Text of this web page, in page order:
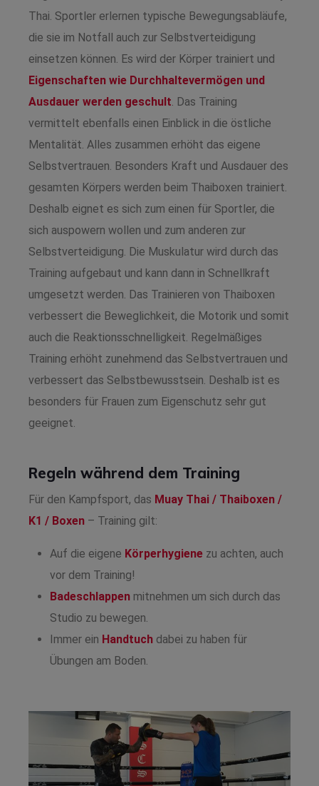
Thai. Sportler erlernen typische Bewegungsabläufe,
die sie im Notfall auch zur Selbstverteidigung
einsetzen können. Es wird der Körper trainiert und
Eigenschaften wie Durchhaltevermögen und
Ausdauer werden geschult. Das Training
vermittelt ebenfalls einen Einblick in die östliche
Mentalität. Alles zusammen erhöht das eigene
Selbstvertrauen. Besonders Kraft und Ausdauer des
gesamten Körpers werden beim Thaiboxen trainiert.
Deshalb eignet es sich zum einen für Sportler, die
sich auspowern wollen und zum anderen zur
Selbstverteidigung. Die Muskulatur wird durch das
Training aufgebaut und kann dann in Schnellkraft
umgesetzt werden. Das Trainieren von Thaiboxen
verbessert die Beweglichkeit, die Motorik und somit
auch die Reaktionsschnelligkeit. Regelmäßiges
Training erhöht zunehmend das Selbstvertrauen und
verbessert das Selbstbewusstsein. Deshalb ist es
besonders für Frauen zum Eigenschutz sehr gut
geeignet.
Regeln während dem Training
Für den Kampfsport, das Muay Thai / Thaiboxen /
K1 / Boxen – Training gilt:
Auf die eigene Körperhygiene zu achten, auch
vor dem Training!
Badeschlappen mitnehmen um sich durch das
Studio zu bewegen.
Immer ein Handtuch dabei zu haben für
Übungen am Boden.